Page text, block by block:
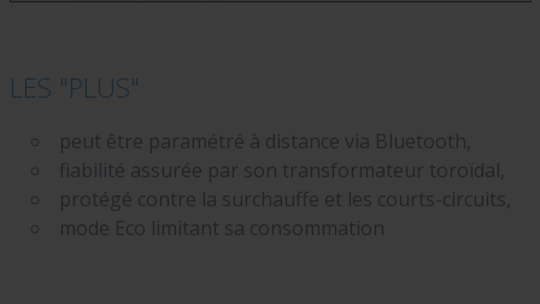
LES "PLUS"
peut être paramétré à distance via Bluetooth,
fiabilité assurée par son transformateur toroïdal,
protégé contre la surchauffe et les courts-circuits,
mode Eco limitant sa consommation